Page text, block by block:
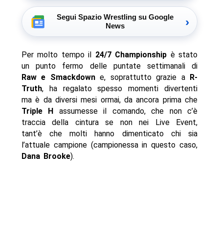
Segui Spazio Wrestling su Google
News
›
Per molto tempo il 24/7 Championship è stato
un punto fermo delle puntate settimanali di
Raw e Smackdowne, soprattutto grazie aR-
Truth, ha regalato spesso momenti divertenti
ma è da diversi mesi ormai, da ancora prima che
Triple H
assumesse il comando, che non c’è
traccia della cintura se non nei Live Event,
tant’è che molti hanno dimenticato chi sia
l’attuale campione (campionessa in questo caso,
Dana Brooke).